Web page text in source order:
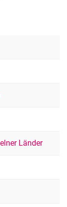
Länder